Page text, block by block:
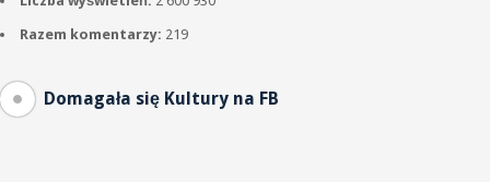
Razem komentarzy: 219
Domagała się Kultury na FB